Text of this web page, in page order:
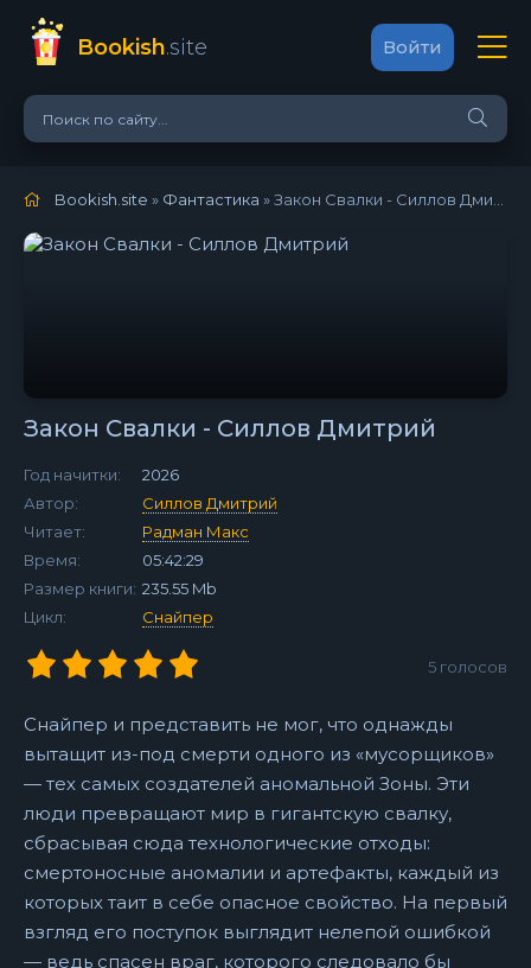
Bookish.site Войти
Bookish.site » Фантастика » Закон Свалки - Силлов Дмитрий
Закон Свалки - Силлов Дмитрий
Год начитки:
2026
Автор:
Силлов Дмитрий
Читает:
Радман Макс
Время:
05:42:29
Размер книги: 235.55 Mb
Цикл:
Снайпер
5 голосов
Снайпер и представить не мог, что однажды
вытащит из-под смерти одного из «мусорщиков»
— тех самых создателей аномальной Зоны. Эти
люди превращают мир в гигантскую свалку,
сбрасывая сюда технологические отходы:
смертоносные аномалии и артефакты, каждый из
которых таит в себе опасное свойство. На первый
взгляд его поступок выглядит нелепой ошибкой
— ведь спасен враг, которого следовало бы